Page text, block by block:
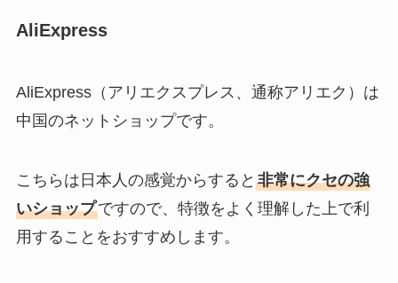
AliExpress
AliExpress（アリエクスプレス、通称アリエク）は
中国のネットショップです。
こちらは日本人の感覚からすると 非常にクセの強
いショップですので、特徴をよく理解した上で利
用することをおすすめします。